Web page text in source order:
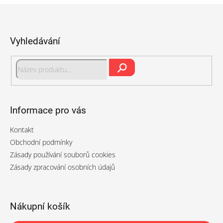
Vyhledávání
Informace pro vás
Kontakt
Obchodní podmínky
Zásady používání souborů cookies
Zásady zpracování osobních údajů
Nákupní košík